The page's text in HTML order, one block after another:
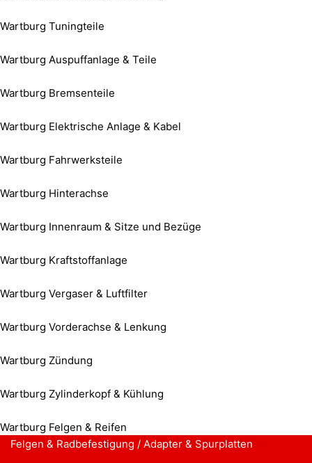
Wartburg Tuningteile
Wartburg Auspuffanlage & Teile
Wartburg Bremsenteile
Wartburg Elektrische Anlage & Kabel
Wartburg Fahrwerksteile
Wartburg Hinterachse
Wartburg Innenraum & Sitze und Bezüge
Wartburg Kraftstoffanlage
Wartburg Vergaser & Luftfilter
Wartburg Vorderachse & Lenkung
Wartburg Zündung
Wartburg Zylinderkopf & Kühlung
Wartburg Felgen & Reifen
Felgen & Radbefestigung / Adapter & Spurplatten